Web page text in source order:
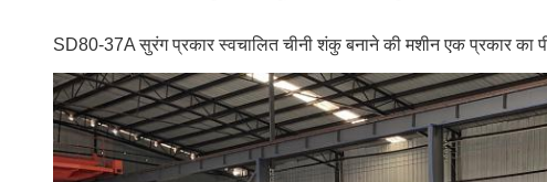
SD80-37A सुरंग प्रकार स्वचालित चीनी शंकु बनाने की मशीन एक प्रकार का